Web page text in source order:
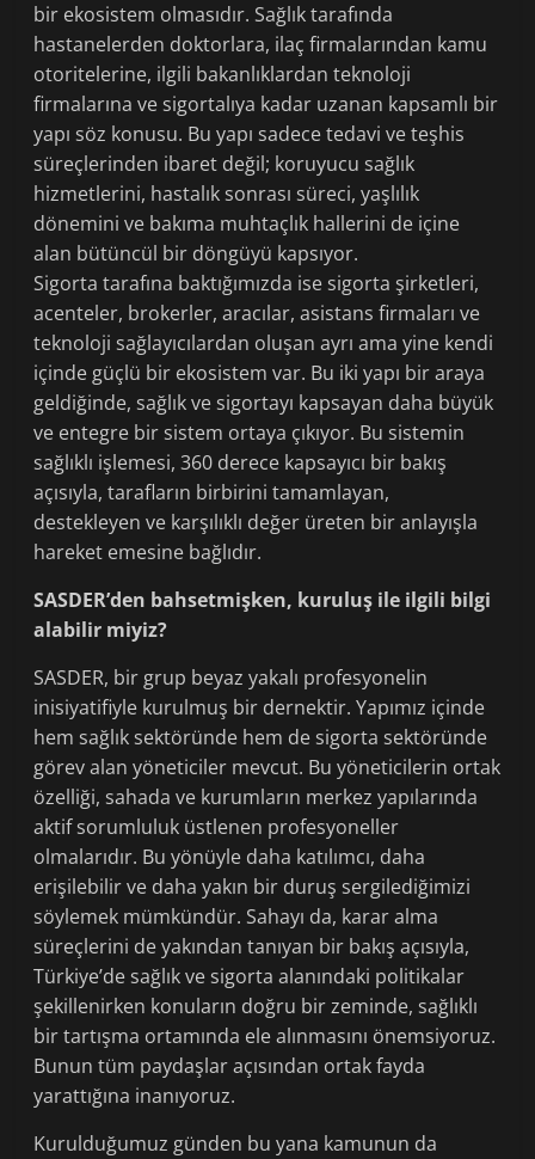
bir ekosistem olmasıdır. Sağlık tarafında
hastanelerden doktorlara, ilaç firmalarından kamu
otoritelerine, ilgili bakanlıklardan teknoloji
firmalarına ve sigortalıya kadar uzanan kapsamlı bir
yapı söz konusu. Bu yapı sadece tedavi ve teşhis
süreçlerinden ibaret değil; koruyucu sağlık
hizmetlerini, hastalık sonrası süreci, yaşlılık
dönemini ve bakıma muhtaçlık hallerini de içine
alan bütüncül bir döngüyü kapsıyor.
Sigorta tarafına baktığımızda ise sigorta şirketleri,
acenteler, brokerler, aracılar, asistans firmaları ve
teknoloji sağlayıcılardan oluşan ayrı ama yine kendi
içinde güçlü bir ekosistem var. Bu iki yapı bir araya
geldiğinde, sağlık ve sigortayı kapsayan daha büyük
ve entegre bir sistem ortaya çıkıyor. Bu sistemin
sağlıklı işlemesi, 360 derece kapsayıcı bir bakış
açısıyla, tarafların birbirini tamamlayan,
destekleyen ve karşılıklı değer üreten bir anlayışla
hareket emesine bağlıdır.
SASDER’den bahsetmişken, kuruluş ile ilgili bilgi
alabilir miyiz?
SASDER, bir grup beyaz yakalı profesyonelin
inisiyatifiyle kurulmuş bir dernektir. Yapımız içinde
hem sağlık sektöründe hem de sigorta sektöründe
görev alan yöneticiler mevcut. Bu yöneticilerin ortak
özelliği, sahada ve kurumların merkez yapılarında
aktif sorumluluk üstlenen profesyoneller
olmalarıdır. Bu yönüyle daha katılımcı, daha
erişilebilir ve daha yakın bir duruş sergilediğimizi
söylemek mümkündür. Sahayı da, karar alma
süreçlerini de yakından tanıyan bir bakış açısıyla,
Türkiye’de sağlık ve sigorta alanındaki politikalar
şekillenirken konuların doğru bir zeminde, sağlıklı
bir tartışma ortamında ele alınmasını önemsiyoruz.
Bunun tüm paydaşlar açısından ortak fayda
yarattığına inanıyoruz.
Kurulduğumuz günden bu yana kamunun da